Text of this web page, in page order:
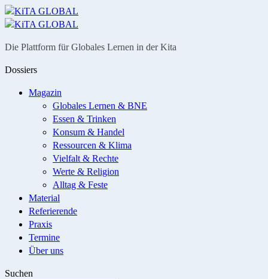
Menü
Suche
Die Plattform für Globales Lernen in der Kita
Dossiers
Magazin
Globales Lernen & BNE
Essen & Trinken
Konsum & Handel
Ressourcen & Klima
Vielfalt & Rechte
Werte & Religion
Alltag & Feste
Material
Referierende
Praxis
Termine
Über uns
Suchen